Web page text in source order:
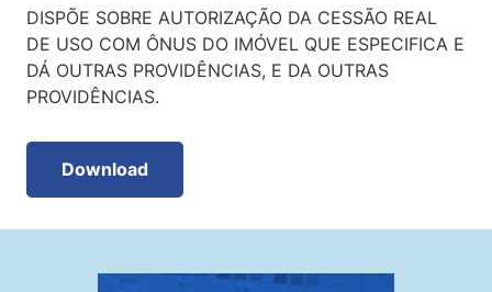
DISPÕE SOBRE AUTORIZAÇÃO DA CESSÃO REAL
DE USO COM ÔNUS DO IMÓVEL QUE ESPECIFICA E
DÁ OUTRAS PROVIDÊNCIAS, E DA OUTRAS
PROVIDÊNCIAS.
Download